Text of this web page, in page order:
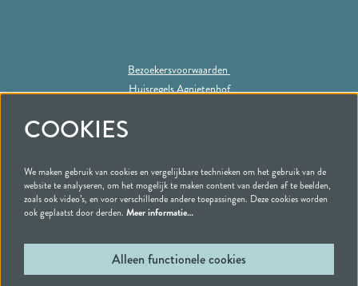
Bezoekersvoorwaarden
Huisregels Agnietenhof
Volg ons
Schrijf je in voor onze nieuwsbrief
COOKIES
We maken gebruik van cookies en vergelijkbare technieken om het gebruik van de
website te analyseren, om het mogelijk te maken content van derden af te beelden,
zoals ook video’s, en voor verschillende andere toepassingen. Deze cookies worden
ook geplaatst door derden. Meer informatie…
Alleen functionele cookies